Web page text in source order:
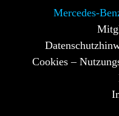
Mercedes-
Cookies –